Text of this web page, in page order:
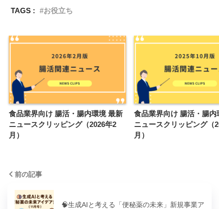
TAGS :
お役立ち
食品業界向け 腸活・腸内環境 最新
ニュースクリッピング（2026年2
月）
食品業界向け 腸活・腸内
ニュースクリッピング（
月）
前の記事
🧠生成AIと考える「便秘薬の未来」新規事業ア